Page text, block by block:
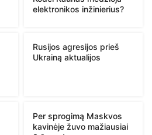
elektronikos inžinierius?
Rusijos agresijos prieš
Ukrainą aktualijos
Per sprogimą Maskvos
kavinėje žuvo mažiausiai